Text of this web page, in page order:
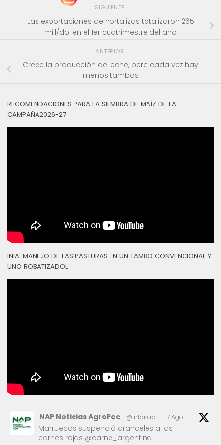
SIGUIENTE
Las exportaciones de hortalizas totalizaron 265
mill/dol en el 1er cuatrimestre del año
ANTERIOR
Crece la producción de leche, pero cada vez hay
menos tambos
RECOMENDACIONES PARA LA SIEMBRA DE MAÍZ DE LA
CAMPAÑA2026-27
INIA: MANEJO DE LAS PASTURAS EN UN TAMBO CONVENCIONAL Y
UNO ROBATIZADOL
NAP Noticias AgroPec @infonap · 7 Ago
Marruecos suspendió aranceles a las
carnes rojas @carne_argentina